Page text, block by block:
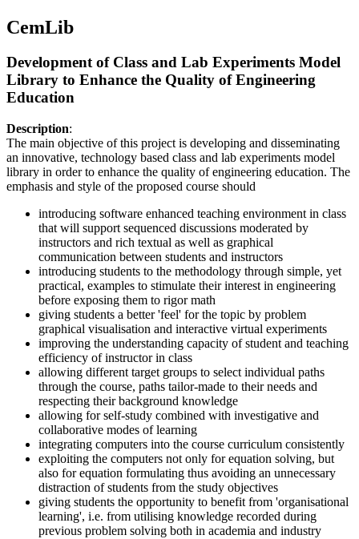
CemLib
Development of Class and Lab Experiments Model
Library to Enhance the Quality of Engineering
Education
Description:
The main objective of this project is developing and disseminating
an innovative, technology based class and lab experiments model
library in order to enhance the quality of engineering education. The
emphasis and style of the proposed course should
introducing software enhanced teaching environment in class
that will support sequenced discussions moderated by
instructors and rich textual as well as graphical
communication between students and instructors
introducing students to the methodology through simple, yet
practical, examples to stimulate their interest in engineering
before exposing them to rigor math
giving students a better 'feel' for the topic by problem
graphical visualisation and interactive virtual experiments
improving the understanding capacity of student and teaching
efficiency of instructor in class
allowing different target groups to select individual paths
through the course, paths tailor-made to their needs and
respecting their background knowledge
allowing for self-study combined with investigative and
collaborative modes of learning
integrating computers into the course curriculum consistently
exploiting the computers not only for equation solving, but
also for equation formulating thus avoiding an unnecessary
distraction of students from the study objectives
giving students the opportunity to benefit from 'organisational
learning', i.e. from utilising knowledge recorded during
previous problem solving both in academia and industry